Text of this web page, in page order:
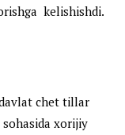
kelishishdi.
davlat chet tillar
xorijiy